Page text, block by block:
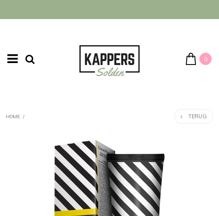
0
HOME / TERUG